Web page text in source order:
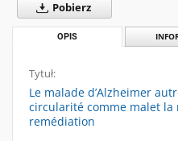
Pobierz
OPIS
Tytuł:
Le malade d’Alzheimer
circularité comme malet la
remédiation